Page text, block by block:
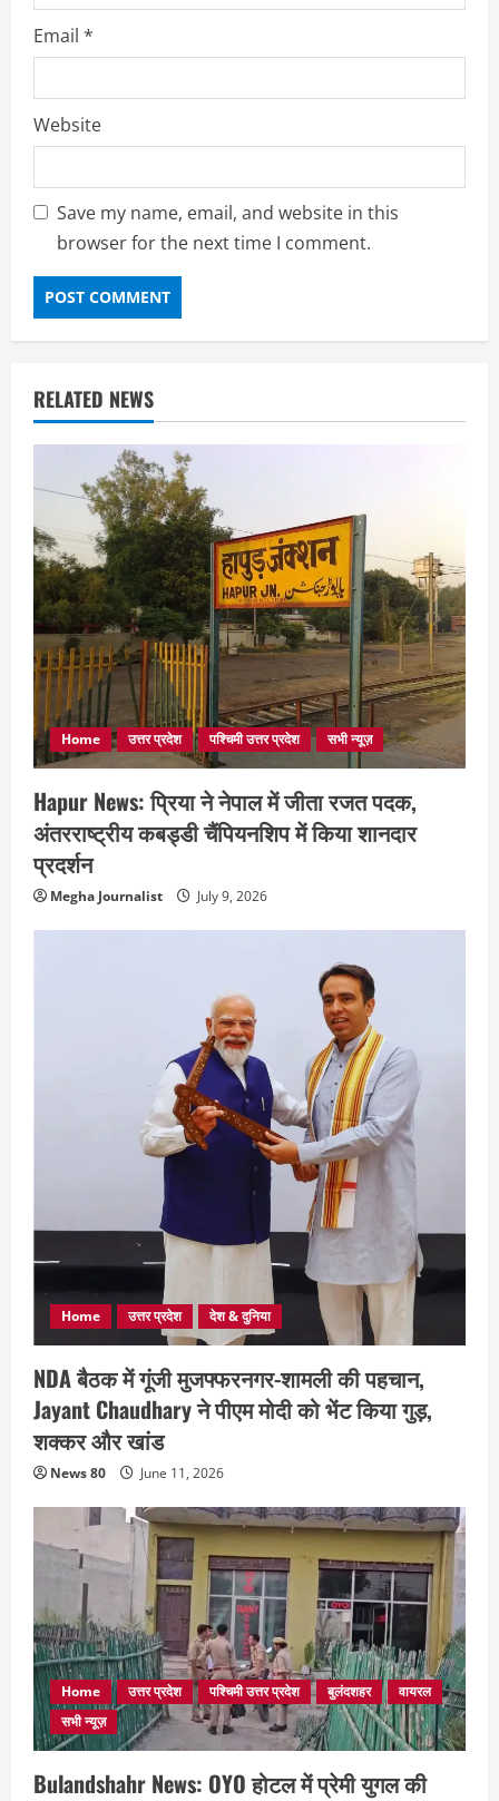
Email *
Website
Save my name, email, and website in this
browser for the next time I comment.
RELATED NEWS
Home उत्तर प्रदेश पश्चिमी उत्तर प्रदेश सभी न्यूज़
Hapur News: प्रिया ने नेपाल में जीता रजत पदक,
अंतरराष्ट्रीय कबड्डी चैंपियनशिप में किया शानदार
प्रदर्शन
Megha Journalist July 9, 2026
Home उत्तर प्रदेश देश & दुनिया
NDA बैठक में गूंजी मुजफ्फरनगर-शामली की पहचान,
Jayant Chaudhary ने पीएम मोदी को भेंट किया गुड़,
शक्कर और खांड
News 80 June 11, 2026
Home उत्तर प्रदेश पश्चिमी उत्तर प्रदेश बुलंदशहर
वायरल
सभी न्यूज़
Bulandshahr News: OYO होटल में प्रेमी युगल की